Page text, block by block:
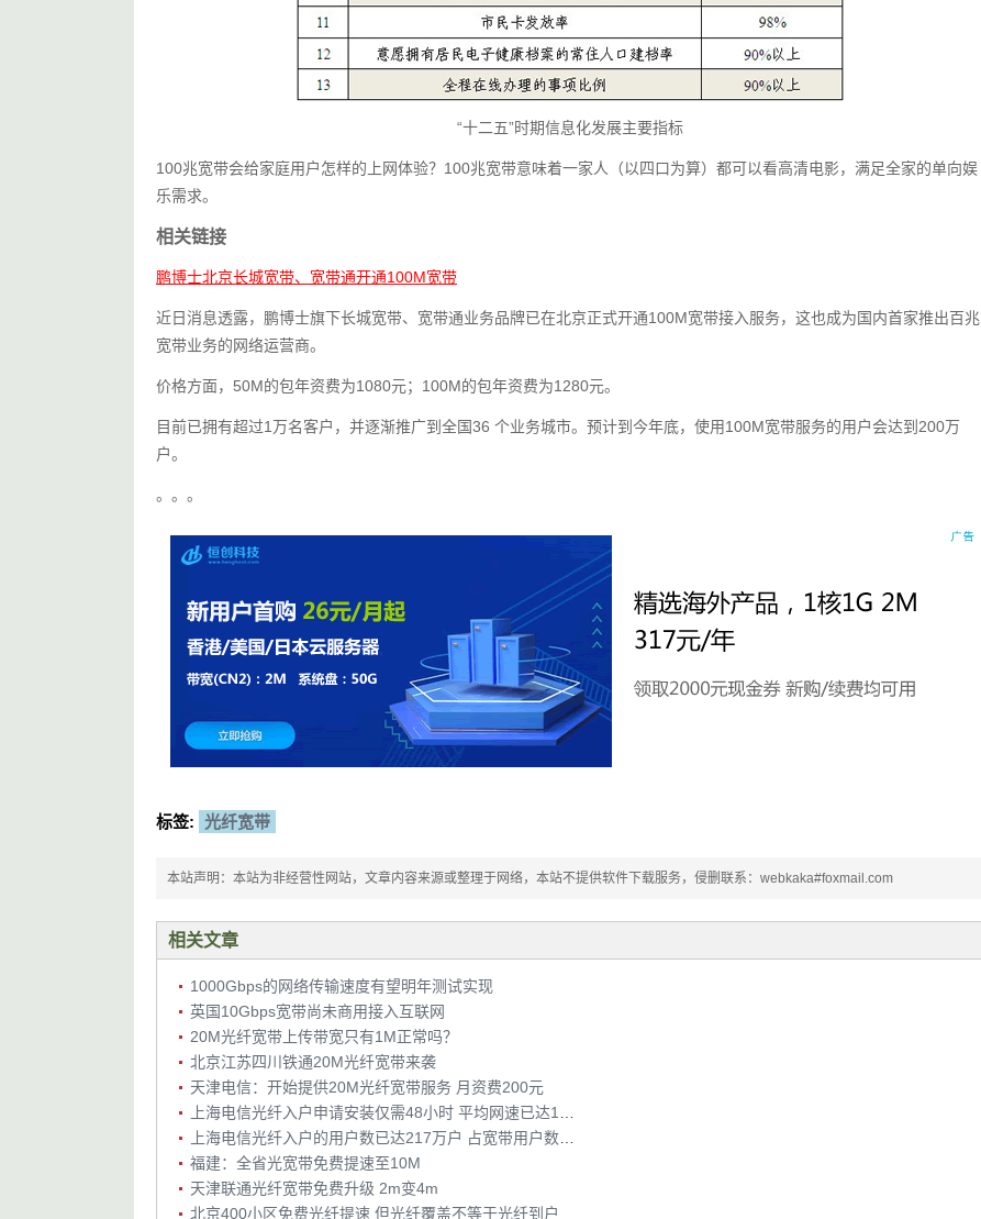
“十二五”时期信息化发展主要指标
100兆宽带会给家庭用户怎样的上网体验？100兆宽带意味着一家人（以四口为算）都可以看高清电影，满足全家的单向娱
乐需求。
相关链接
鹏博士北京长城宽带、宽带通开通100M宽带
近日消息透露，鹏博士旗下长城宽带、宽带通业务品牌已在北京正式开通100M宽带接入服务，这也成为国内首家推出百兆
宽带业务的网络运营商。
价格方面，50M的包年资费为1080元；100M的包年资费为1280元。
目前已拥有超过1万名客户，并逐渐推广到全国36 个业务城市。预计到今年底，使用100M宽带服务的用户会达到200万
户。
。。。
标签: 光纤宽带
本站声明：本站为非经营性网站，文章内容来源或整理于网络，本站不提供软件下载服务，侵删联系：webkaka#foxmail.com
相关文章
1000Gbps的网络传输速度有望明年测试实现
英国10Gbps宽带尚未商用接入互联网
20M光纤宽带上传带宽只有1M正常吗？
北京江苏四川铁通20M光纤宽带来袭
天津电信：开始提供20M光纤宽带服务 月资费200元
福建：全省光宽带免费提速至10M
天津联通光纤宽带免费升级 2m变4m
北京400小区免费光纤提速 但光纤覆盖不等于光纤到户